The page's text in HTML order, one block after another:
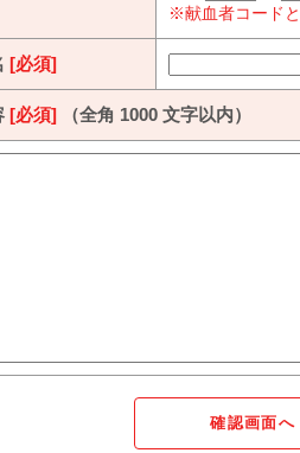
※献血者コード
[必須]
[必須] （全角 1000 文字以内）
確認画面へ